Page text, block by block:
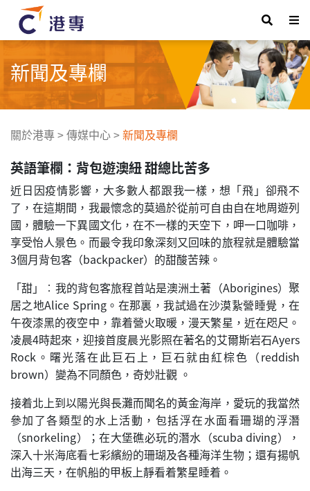
新聞及專欄
關於港專>傳媒中心>新聞及專欄
英語筆欄：背包遊澳紐 甜總比苦多
近日因疫情影響，大多數人都跟我一樣，想「飛」卻飛不
了，在這期間，我最懷念的莫過於從前可自由自在地周遊列
國，體驗一下異國文化，在不一樣的天空下，呷一口咖啡，
享受怡人景色。而最令我印象深刻又回味的旅程就是體驗當
3個月背包客（backpacker）的甜酸苦辣。
「甜」︰我的背包客旅程首站是澳洲土著（Aborigines）聚
居之地Alice Spring。在那裏，我試過在沙漠紥營睡覺，在
午夜漆黑的夜空中，靠着營火取暖，漫天繁星，近在咫尺。
凌晨4時起來，迎接首度晨光影照在著名的艾爾斯岩石Ayers
Rock。曙光落在此巨石上，巨石就由紅棕色（reddish
brown）變為不同顏色，奇妙壯觀 。
接着北上到以陽光與長灘而聞名的黃金海岸，愛玩的我當然
參加了各類型的水上活動，包括浮在水面看珊瑚的浮潛
（snorkeling）；在大堡礁必玩的潛水（scuba diving），
深入十米海底看七彩繽紛的珊瑚及各種海洋生物；還有揚帆
出海三天，在帆船的甲板上靜看着繁星睡着。